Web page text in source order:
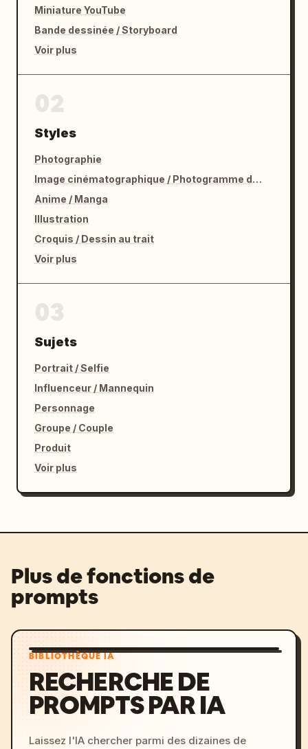
Miniature YouTube
Bande dessinée / Storyboard
Voir plus
Styles
Photographie
Image cinématographique / Photogramme de film
Anime / Manga
Illustration
Croquis / Dessin au trait
Voir plus
Sujets
Portrait / Selfie
Influenceur / Mannequin
Personnage
Groupe / Couple
Produit
Voir plus
Plus de fonctions de
prompts
BIBLIOTHÈQUE IA
RECHERCHE DE
PROMPTS PAR IA
Laissez l'IA chercher parmi des dizaines de